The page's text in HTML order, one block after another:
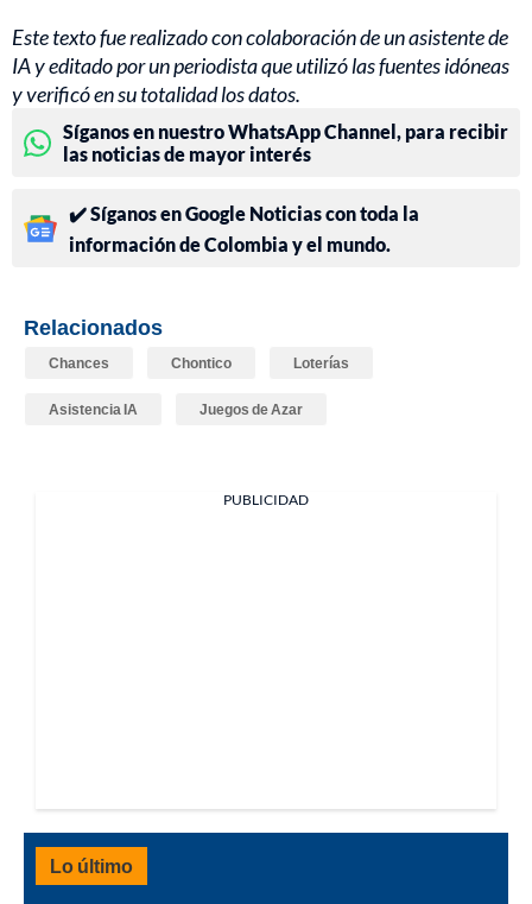
Este texto fue realizado con colaboración de un asistente de
IA y editado por un periodista que utilizó las fuentes idóneas
y verificó en su totalidad los datos.
Síganos en nuestro WhatsApp Channel, para recibir
las noticias de mayor interés
✔️ Síganos en Google Noticias con toda la
información de Colombia y el mundo.
Relacionados
Chances Chontico Loterías
Asistencia IA Juegos de Azar
PUBLICIDAD
Lo último